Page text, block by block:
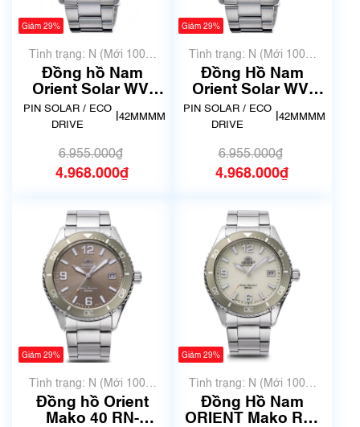
Giảm 29%
Tình trạng: N (Mới 100%
chưa qua sử dụng)
Đồng hồ Nam
Orient Solar WV-
0031TX
PIN SOLAR / ECO
DRIVE
42MMMM
6.955.000₫
4.968.000₫
Giảm 29%
Tình trạng: N (Mới 100%
chưa qua sử dụng)
Đồng Hồ Nam
Orient Solar WV-
0021TX
PIN SOLAR / ECO
DRIVE
42MMMM
6.955.000₫
4.968.000₫
Giảm 29%
Tình trạng: N (Mới 100%
chưa qua sử dụng)
Đồng hồ Orient
Mako 40 RN-
Giảm 29%
Tình trạng: N (Mới 100%
chưa qua sử dụng)
Đồng Hồ Nam
ORIENT Mako RN-